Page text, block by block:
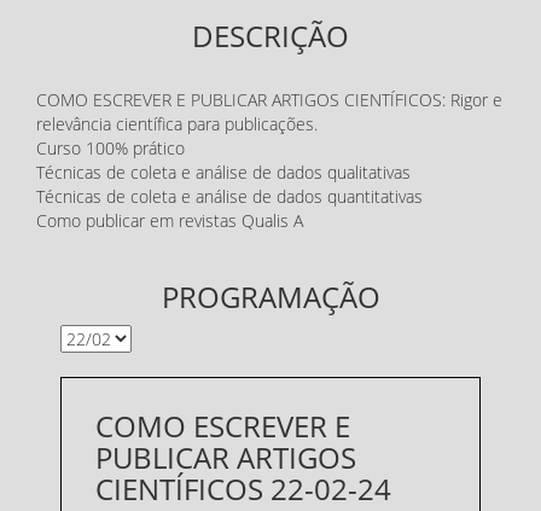
DESCRIÇÃO
COMO ESCREVER E PUBLICAR ARTIGOS CIENTÍFICOS: Rigor e
relevância científica para publicações.
Curso 100% prático
Técnicas de coleta e análise de dados qualitativas
Técnicas de coleta e análise de dados quantitativas
Como publicar em revistas Qualis A
PROGRAMAÇÃO
COMO ESCREVER E
PUBLICAR ARTIGOS
CIENTÍFICOS 22-02-24